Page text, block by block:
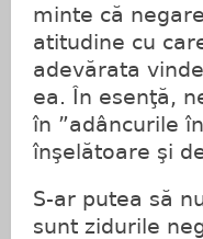
minte că
atitudine cu
adevărata
ea. În esenţă,
în ”adâncurile
înşelătoare şi
S-ar putea să
sunt zidurile